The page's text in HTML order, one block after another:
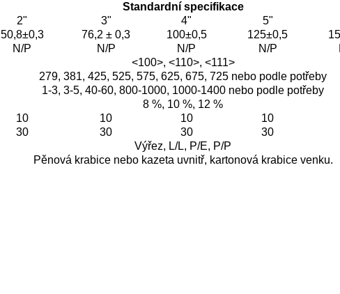
Standardní specifikace
2" 3" 4"
5"
50,8±0,3 76,2 ± 0,3 100±0,5 125±0,5
N/P N/P N/P N/P
<100>, <110>, <111>
279, 381, 425, 525, 575, 625, 675, 725 nebo podle potřeby
1-3, 3-5, 40-60, 800-1000, 1000-1400 nebo podle potřeby
8 %, 10 %, 12 %
10 10 10
10
30 30 30
30
Výřez, L/L, P/E, P/P
Pěnová krabice nebo kazeta uvnitř, kartonová krabice venku.